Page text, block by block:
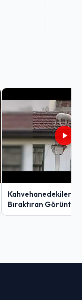
Kahvehanedekiler
Bıraktıran Görüntü!